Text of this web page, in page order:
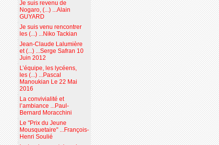
Je suis revenu de
Nogaro, (...) ...Alain
GUYARD
Je suis venu rencontrer
les (...) ...Niko Tackian
Jean-Claude Lalumière
et (...) ...Serge Safran 10
Juin 2012
L’équipe, les lycéens,
les (...) ...Pascal
Manoukian Le 22 Mai
2016
La convivialité et
l’ambiance ...Paul-
Bernard Moracchini
Le "Prix du Jeune
Mousquetaire" ...François-
Henri Soulié